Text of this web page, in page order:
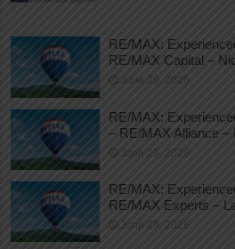
RE/MAX:
RE/MAX Capital –
June 29, 2026
RE/MAX:
– RE/MAX Alliance –
June 29, 2026
RE/MAX:
RE/MAX Experts –
June 29, 2026